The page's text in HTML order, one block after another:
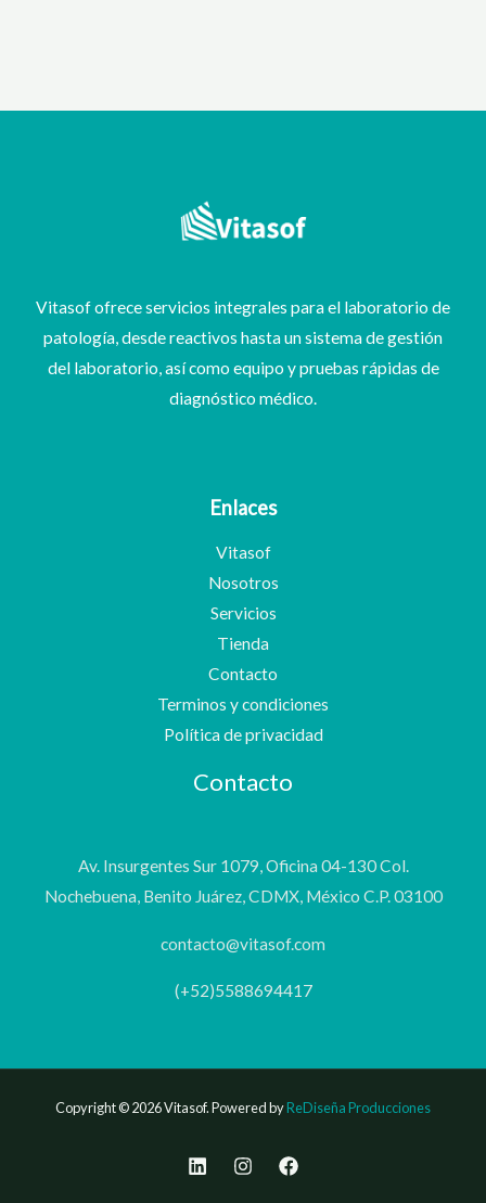
Vitasof ofrece servicios integrales para el laboratorio de
patología, desde reactivos hasta un sistema de gestión
del laboratorio, así como equipo y pruebas rápidas de
diagnóstico médico.
Enlaces
Vitasof
Nosotros
Servicios
Tienda
Contacto
Terminos y condiciones
Política de privacidad
Contacto
Av. Insurgentes Sur 1079, Oficina 04-130 Col.
Nochebuena, Benito Juárez, CDMX, México C.P. 03100
contacto@vitasof.com
(+52)5588694417
Copyright © 2026 Vitasof. Powered byReDiseña Producciones